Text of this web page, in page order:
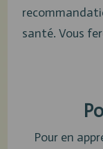
santé. Vous
Pour en